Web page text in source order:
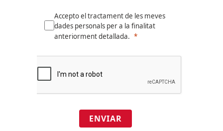
Accepto el tractament de les meves
dades personals per a la finalitat
anteriorment detallada.
ENVIAR